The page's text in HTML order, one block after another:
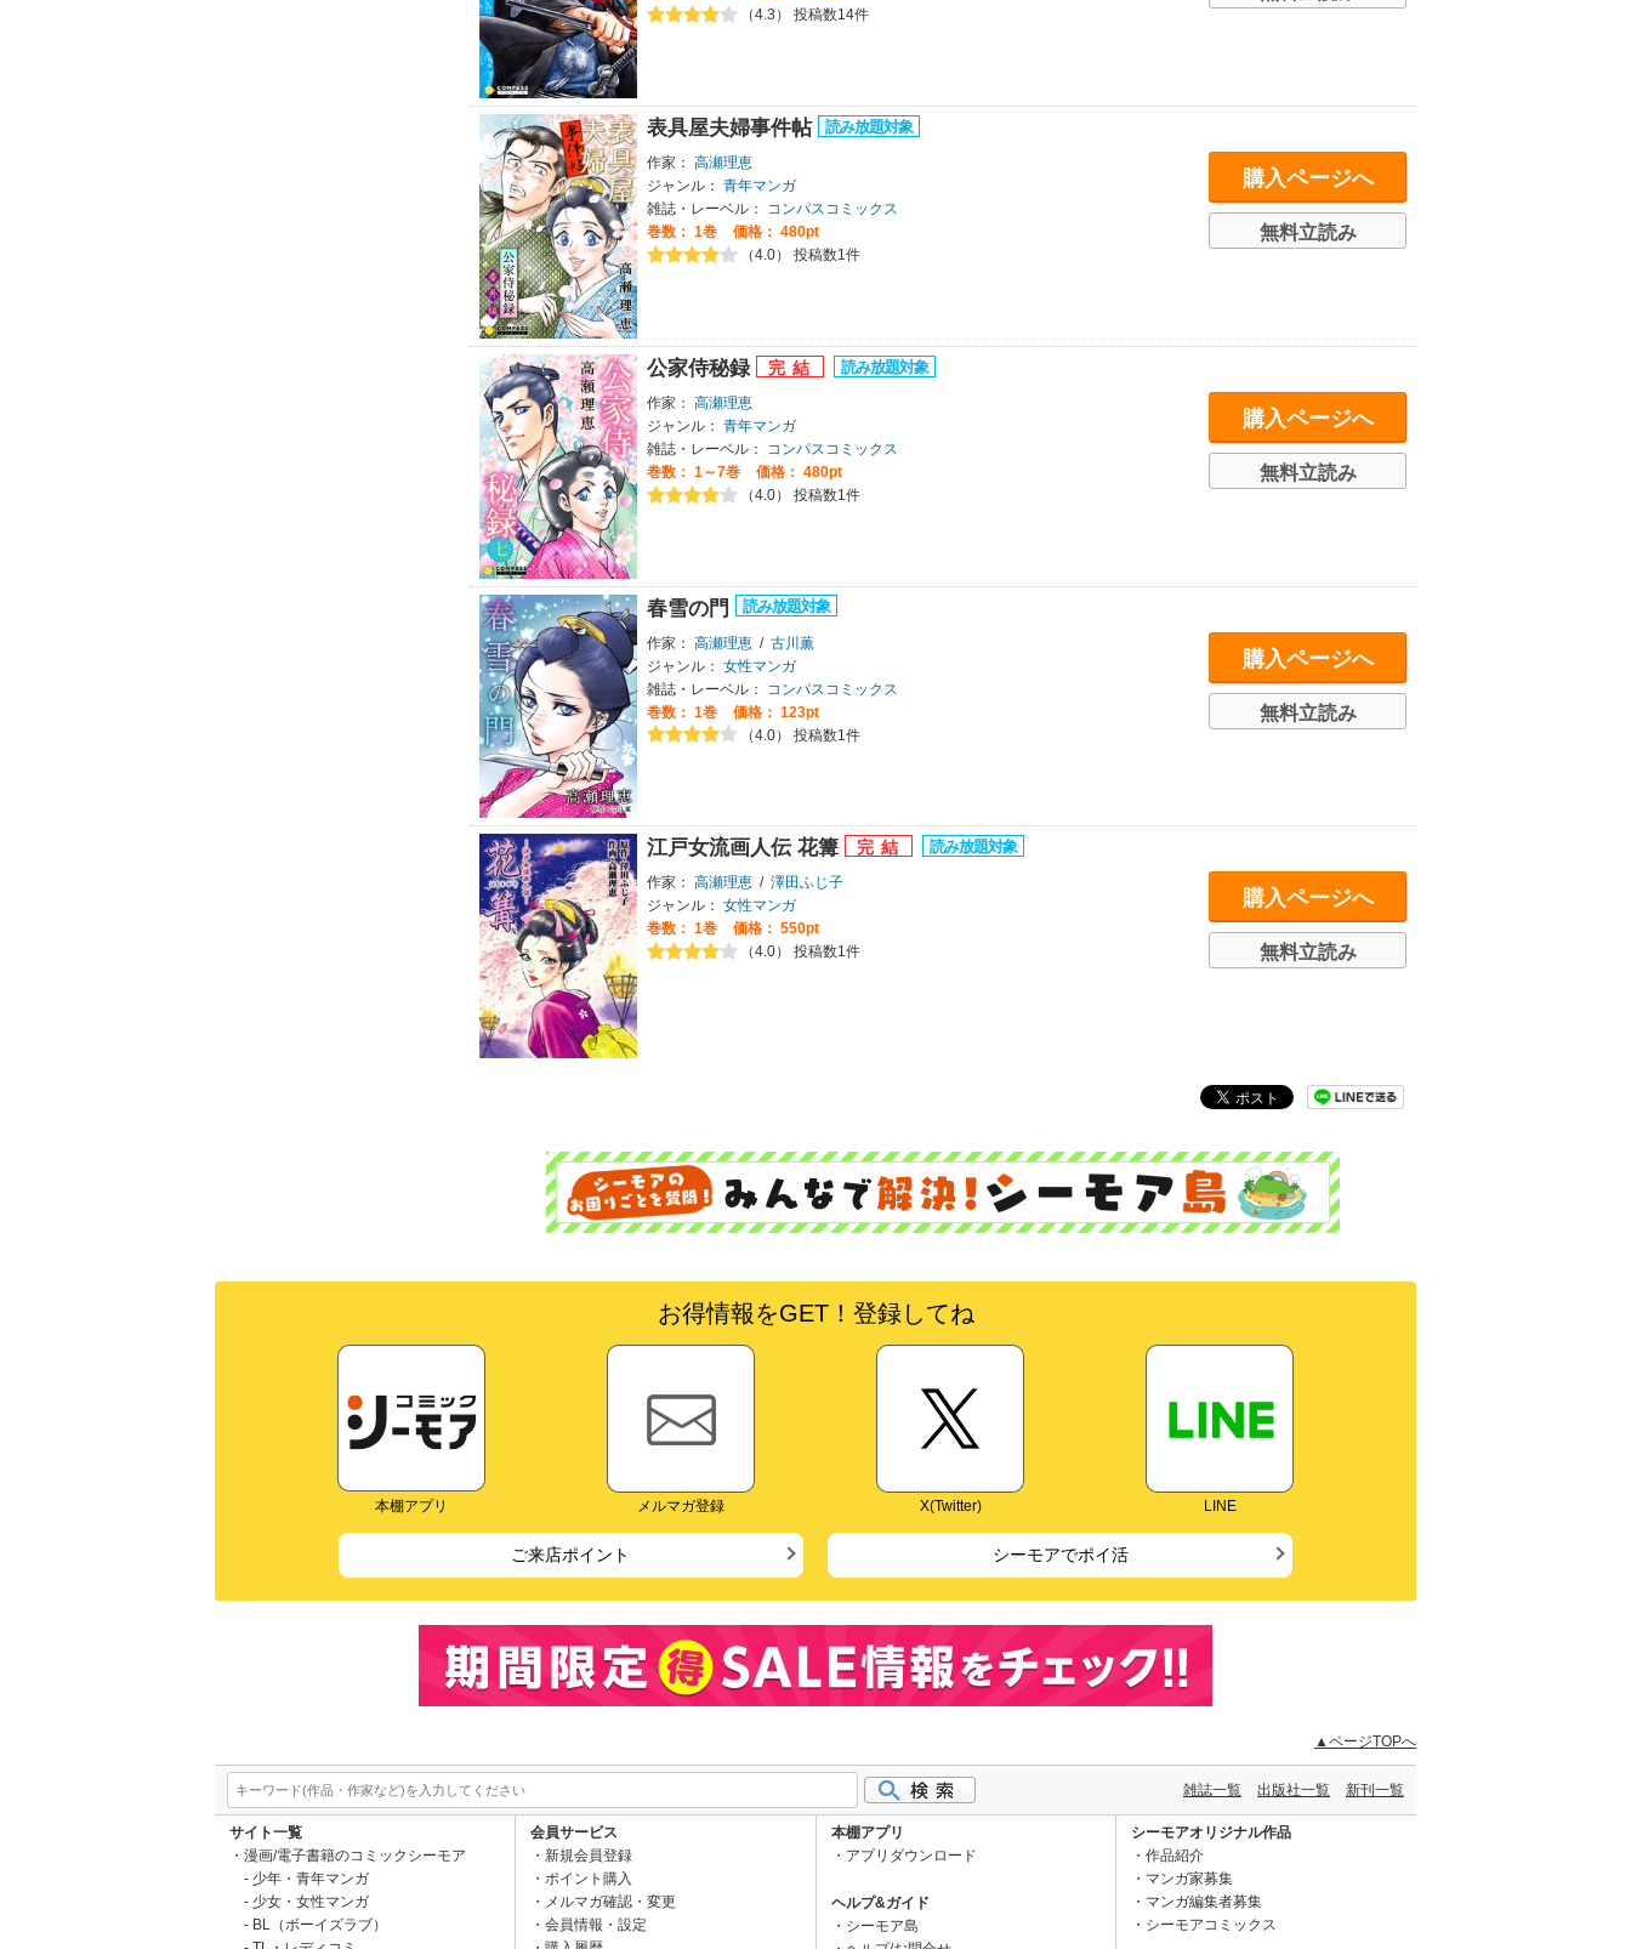
（4.3） 投稿数14件
表具屋夫婦事件帖
作家： 高瀬理恵
ジャンル： 青年マンガ
雑誌・レーベル：
コンパスコミックス
巻数： 1巻
価格： 480pt
（4.0） 投稿数1件
購入ページへ
無料立読み
公家侍秘録
作家： 高瀬理恵
ジャンル： 青年マンガ
雑誌・レーベル：
コンパスコミックス
巻数： 1～7巻
価格： 480pt
（4.0） 投稿数1件
購入ページへ
無料立読み
春雪の門
作家： 高瀬理恵 / 古川薫
ジャンル： 女性マンガ
雑誌・レーベル：
コンパスコミックス
巻数： 1巻
価格： 123pt
（4.0） 投稿数1件
購入ページへ
無料立読み
江戸女流画人伝 花篝
作家： 高瀬理恵 / 澤田ふじ子
ジャンル： 女性マンガ
巻数： 1巻
価格： 550pt
（4.0） 投稿数1件
購入ページへ
無料立読み
お得情報をGET！登録してね
本棚アプリ メルマガ登録 X(Twitter) LINE
ご来店ポイント シーモアでポイ活
▲ページTOPへ
雑誌一覧 出版社一覧 新刊一覧
サイト一覧
漫画/電子書籍のコミックシーモア
少年・青年マンガ
少女・女性マンガ
BL（ボーイズラブ）
会員サービス
新規会員登録
ポイント購入
メルマガ確認・変更
会員情報・設定
本棚アプリ
アプリダウンロード
ヘルプ&ガイド
シーモア島
シーモアオリジナル作品
作品紹介
マンガ家募集
マンガ編集者募集
シーモアコミックス